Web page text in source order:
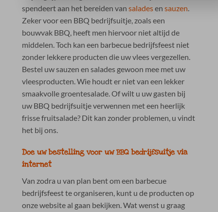
spendeert aan het bereiden van saladesen sauzen.
Zeker voor een BBQ bedrijfsuitje, zoals een
bouwvak BBQ, heeft men hiervoor niet altijd de
middelen. Toch kan een barbecue bedrijfsfeest niet
zonder lekkere producten die uw vlees vergezellen.
Bestel uw sauzen en salades gewoon mee met uw
vleesproducten. Wie houdt er niet van een lekker
smaakvolle groentesalade. Of wilt u uw gasten bij
uw BBQ bedrijfsuitje verwennen met een heerlijk
frisse fruitsalade? Dit kan zonder problemen, u vindt
het bij ons.
Doe uw bestelling voor uw BBQ bedrijfsuitje via
internet
Van zodra u van plan bent om een barbecue
bedrijfsfeest te organiseren, kunt u de producten op
onze website al gaan bekijken. Wat wenst u graag